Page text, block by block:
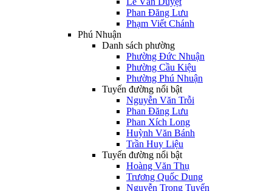
Phan Đăng Lưu
Phạm Viết Chánh
Phú Nhuận
Danh sách phường
Phường Đức Nhuận
Phường Cầu Kiệu
Phường Phú Nhuận
Tuyến đường nổi bật
Nguyễn Văn Trỗi
Phan Đăng Lưu
Phan Xích Long
Huỳnh Văn Bánh
Trần Huy Liệu
Tuyến đường nổi bật
Hoàng Văn Thụ
Trương Quốc Dung
Nguyễn Trọng Tuyển